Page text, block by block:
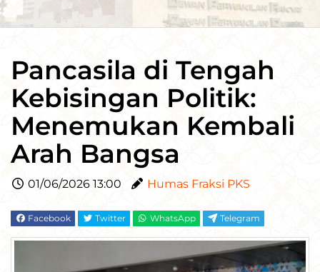
Pancasila di Tengah
Kebisingan Politik:
Menemukan Kembali
Arah Bangsa
01/06/2026 13:00 Humas Fraksi PKS
Facebook Twitter WhatsApp Telegram